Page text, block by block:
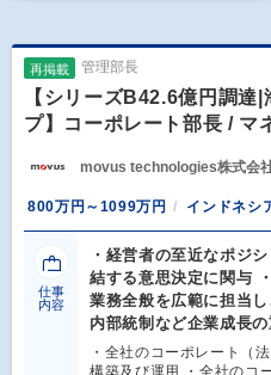
再掲載 管理部長
【シリーズB42.6億円調達
プ】コーポレート部長 / マ
movus technologies株式会
800万円～1099万円 インドネシ
仕事
内容
・経営者の至近なポジ
結する意思決定に関与
業務全般を広範に担当
内部統制など企業成長
・全社のコーポレート（